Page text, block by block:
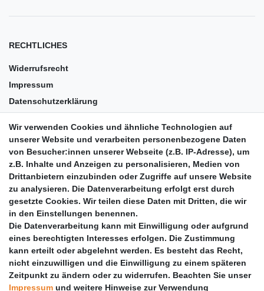
RECHTLICHES
Widerrufsrecht
Impressum
Datenschutzerklärung
Barrierefreiheit
Anleitungen
Vertrag widerrufen
PARTNER
DHL
GLS
PaketPLUS
Wir verwenden Cookies und ähnliche Technologien auf
unserer Website und verarbeiten personenbezogene Daten
von Besucher:innen unserer Webseite (z.B. IP-Adresse), um
z.B. Inhalte und Anzeigen zu personalisieren, Medien von
Drittanbietern einzubinden oder Zugriffe auf unsere Website
zu analysieren. Die Datenverarbeitung erfolgt erst durch
gesetzte Cookies. Wir teilen diese Daten mit Dritten, die wir
in den Einstellungen benennen.
Die Datenverarbeitung kann mit Einwilligung oder aufgrund
eines berechtigten Interesses erfolgen. Die Zustimmung
kann erteilt oder abgelehnt werden. Es besteht das Recht,
nicht einzuwilligen und die Einwilligung zu einem späteren
Zeitpunkt zu ändern oder zu widerrufen. Beachten Sie unser
Impressum und weitere Hinweise zur Verwendung